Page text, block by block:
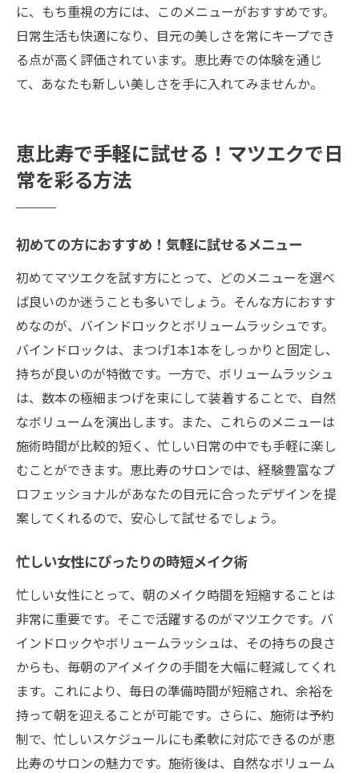
に、もち重視の方には、このメニューがおすすめです。
日常生活も快適になり、目元の美しさを常にキープでき
る点が高く評価されています。恵比寿での体験を通じ
て、あなたも新しい美しさを手に入れてみませんか。
恵比寿で手軽に試せる！マツエクで日
常を彩る方法
初めての方におすすめ！気軽に試せるメニュー
初めてマツエクを試す方にとって、どのメニューを選べ
ば良いのか迷うことも多いでしょう。そんな方におすす
めなのが、バインドロックとボリュームラッシュです。
バインドロックは、まつげ1本1本をしっかりと固定し、
持ちが良いのが特徴です。一方で、ボリュームラッシュ
は、数本の極細まつげを束にして装着することで、自然
なボリュームを演出します。また、これらのメニューは
施術時間が比較的短く、忙しい日常の中でも手軽に楽し
むことができます。恵比寿のサロンでは、経験豊富なプ
ロフェッショナルがあなたの目元に合ったデザインを提
案してくれるので、安心して試せるでしょう。
忙しい女性にぴったりの時短メイク術
忙しい女性にとって、朝のメイク時間を短縮することは
非常に重要です。そこで活躍するのがマツエクです。バ
インドロックやボリュームラッシュは、その持ちの良さ
からも、毎朝のアイメイクの手間を大幅に軽減してくれ
ます。これにより、毎日の準備時間が短縮され、余裕を
持って朝を迎えることが可能です。さらに、施術は予約
制で、忙しいスケジュールにも柔軟に対応できるのが恵
比寿のサロンの魅力です。施術後は、自然なボリューム